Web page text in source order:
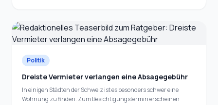
Politik
Dreiste Vermieter verlangen eine Absagegebühr
In einigen Städten der Schweiz ist es besonders schwer eine
Wohnung zu finden. Zum Besichtigungstermin erscheinen